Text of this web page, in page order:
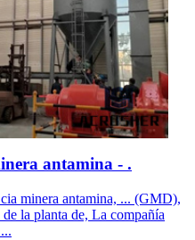
antamina - .
minera antamina, ... (GMD),
la planta de, La compañía